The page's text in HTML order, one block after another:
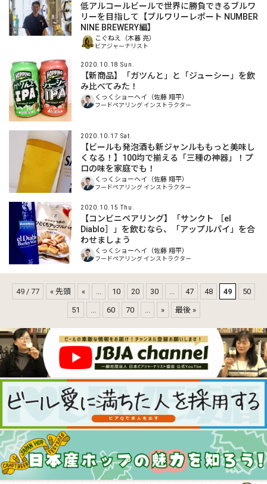
低アルコールビールで世界に勝負できるブルワ
リーを目指して【ブルワリーレポート NUMBER
NINE BREWERY編】
こぐねえ（木暮 亮）
ビアジャーナリスト
2020.10.18 Sun.
【新商品】「ガツんと」と「ジューシー」を飲
み比べてみた！
くっくショーヘイ（佐藤 翔平）
フードペアリング インストラクター
2020.10.17 Sat.
【ビールも発泡酒も新ジャンルももっと美味し
くなる！】100均で揃える「三種の神器」！プ
ロの味を家庭でも！
くっくショーヘイ（佐藤 翔平）
フードペアリング インストラクター
2020.10.15 Thu.
【コンビニペアリング】「サンクト ［el
Diablo］」を飲むなら、「アップルパイ」を合
わせましょう
くっくショーヘイ（佐藤 翔平）
フードペアリング インストラクター
49 / 77 « 先頭 « 10 20 30 47 48 49 50
51 60 70 » 最後 »